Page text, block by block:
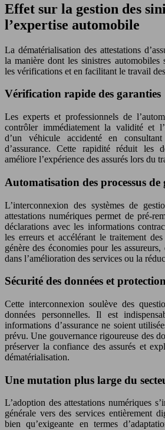
Effet sur la gestion des
l’expertise automobile
La dématérialisation des attestations
la manière dont les sinistres automobiles
les vérifications et en facilitant le travail
Vérification rapide des garanties
Les experts et professionnels de
contrôler immédiatement la validité et
d’un véhicule accidenté en
d’assurance. Cette rapidité réduit les
améliore l’expérience des assurés lors du
Automatisation des processus de
L’interconnexion des systèmes de
attestations numériques permet de pré-
déclarations avec les informations
les erreurs et accélérant le traitement
génère des économies pour les
dans l’amélioration des services ou la
Sécurité des données et
Cette interconnexion soulève des
données personnelles. Il est
informations d’assurance ne soient
prévu. Une gouvernance rigoureuse des
préserver la confiance des assurés et
dématérialisation.
Une mutation plus large du
L’adoption des attestations numériques
générale vers des services entièrement
bien qu’exigeante en termes